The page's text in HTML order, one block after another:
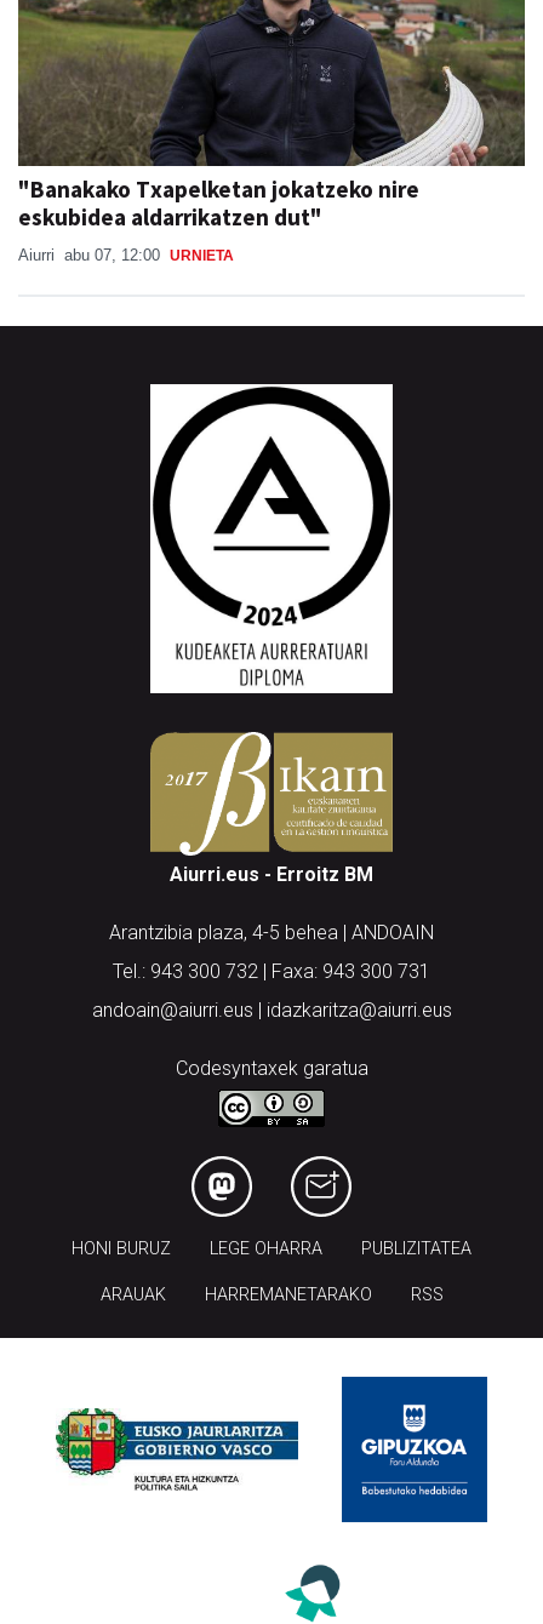
"Banakako Txapelketan jokatzeko nire
eskubidea aldarrikatzen dut"
Aiurri abu 07, 12:00 URNIETA
Aiurri.eus - Erroitz BM
Arantzibia plaza, 4-5 behea | ANDOAIN
Tel.: 943 300 732 | Faxa: 943 300 731
andoain@aiurri.eus | idazkaritza@aiurri.eus
Codesyntaxek garatua
HONI BURUZ LEGE OHARRA PUBLIZITATEA
ARAUAK HARREMANETARAKO RSS